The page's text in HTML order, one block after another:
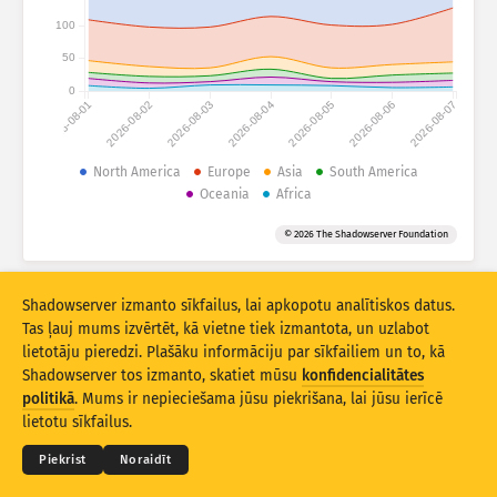
Uzbrukumu statistika: Ierīces
Palīdzība
Grupēt pēc
Stacking
Salikta Pārklāta
Automātiski atjaunināt rezultātus
Atiestatīt
Lejupielādēt kā PNG
2026-08-01 2026-08-02 2026-08-03 2026-08-04 2026-08-05 2026-08-06 2026-08-07
0
50
100
North America Europe Asia
South America
Oceania
Africa
© 2026 The Shadowserver Foundation
© 2026THE SHADOWSERVER FOUNDATION
Konfidencialitāte un noteikumi
Kontakti
Izstrādātāji
Shadowserver izmanto sīkfailus, lai apkopotu analītiskos datus.
Tas ļauj mums izvērtēt, kā vietne tiek izmantota, un uzlabot
lietotāju pieredzi. Plašāku informāciju par sīkfailiem un to, kā
Shadowserver tos izmanto, skatiet mūsu konfidencialitātes
politikā. Mums ir nepieciešama jūsu piekrišana, lai jūsu ierīcē
lietotu sīkfailus.
Piekrist Noraidīt